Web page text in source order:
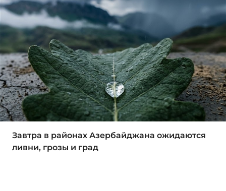
Завтра в районах Азербайджана ожидаются
ливни, грозы и град